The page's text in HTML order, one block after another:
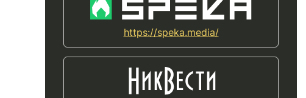
https://speka.media/